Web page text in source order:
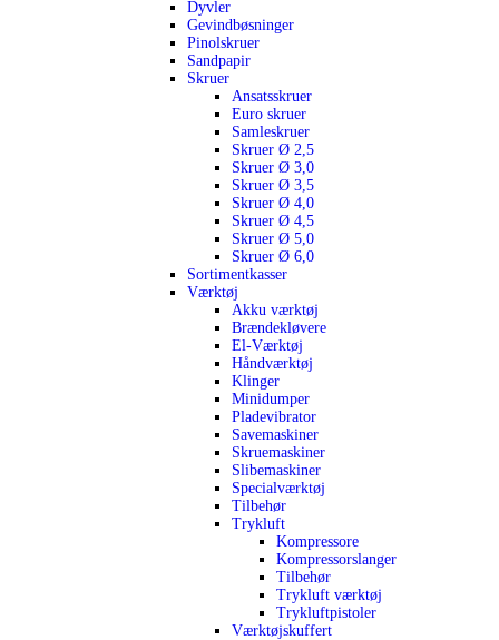
Dyvler
Gevindbøsninger
Pinolskruer
Sandpapir
Skruer
Ansatsskruer
Euro skruer
Samleskruer
Skruer Ø 2,5
Skruer Ø 3,0
Skruer Ø 3,5
Skruer Ø 4,0
Skruer Ø 4,5
Skruer Ø 5,0
Skruer Ø 6,0
Sortimentkasser
Værktøj
Akku værktøj
Brændekløvere
El-Værktøj
Håndværktøj
Klinger
Minidumper
Pladevibrator
Savemaskiner
Skruemaskiner
Slibemaskiner
Specialværktøj
Tilbehør
Trykluft
Kompressore
Kompressorslanger
Tilbehør
Trykluft værktøj
Trykluftpistoler
Værktøjskuffert